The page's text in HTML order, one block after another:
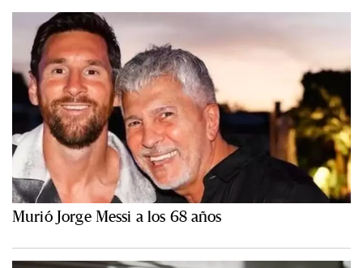
Murió Jorge Messi a los 68 años